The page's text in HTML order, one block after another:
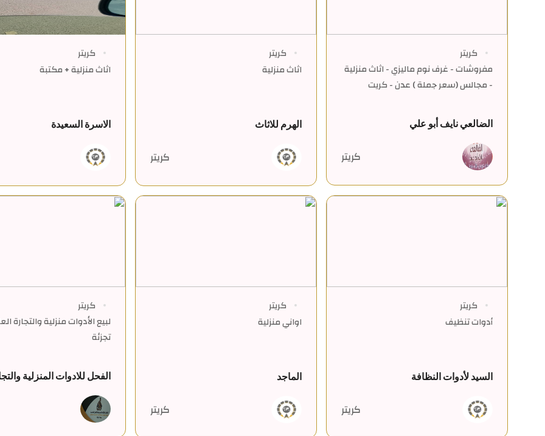
كريتر
مفروشات - غرف نوم ماليزي - اثاث منزلية
- مجالس (سعر جملة ) عدن - كريت
الضالعي نايف أبو علي
كريتر
كريتر
اثاث منزلية
الهرم للاثاث
كريتر
كريتر
اثاث منزلية + مكتبة
الاسرة السعيدة
كريتر
أدوات تنظيف
السيد لأدوات النظافة
كريتر
كريتر
اواني منزلية
الماجد
كريتر
كريتر
لبيع الأدوات منزلية والتجارة
تجزئة
الفحل للادوات المنزلية